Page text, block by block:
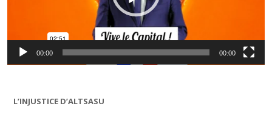
00:00 00:00
L’INJUSTICE D’ALTSASU